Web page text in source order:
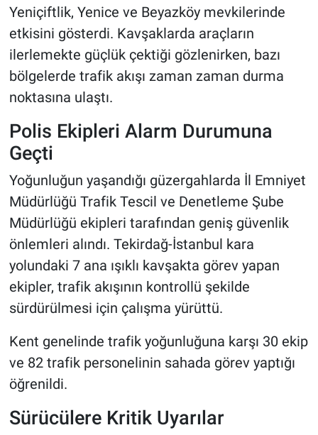
Yeniçiftlik, Yenice ve Beyazköy mevkilerinde
etkisini gösterdi. Kavşaklarda araçların
ilerlemekte güçlük çektiği gözlenirken, bazı
bölgelerde trafik akışı zaman zaman durma
noktasına ulaştı.
Polis Ekipleri Alarm Durumuna
Geçti
Yoğunluğun yaşandığı güzergahlarda İl Emniyet
Müdürlüğü Trafik Tescil ve Denetleme Şube
Müdürlüğü ekipleri tarafından geniş güvenlik
önlemleri alındı. Tekirdağ-İstanbul kara
yolundaki 7 ana ışıklı kavşakta görev yapan
ekipler, trafik akışının kontrollü şekilde
sürdürülmesi için çalışma yürüttü.
Kent genelinde trafik yoğunluğuna karşı 30 ekip
ve 82 trafik personelinin sahada görev yaptığı
öğrenildi.
Sürücülere Kritik Uyarılar